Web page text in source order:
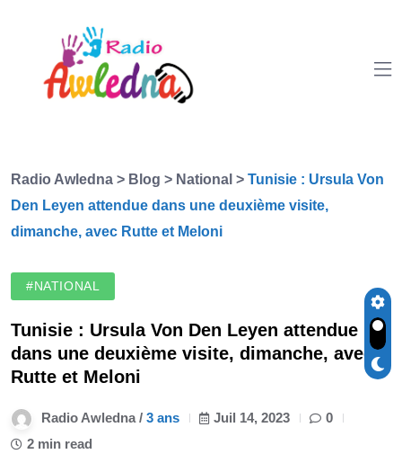
Radio Awledna > Blog > National > Tunisie : Ursula Von
Den Leyen attendue dans une deuxième visite,
dimanche, avec Rutte et Meloni
#NATIONAL
Tunisie : Ursula Von Den Leyen attendue
dans une deuxième visite, dimanche, avec
Rutte et Meloni
Radio Awledna / 3 ans Juil 14, 2023
0
2 min read